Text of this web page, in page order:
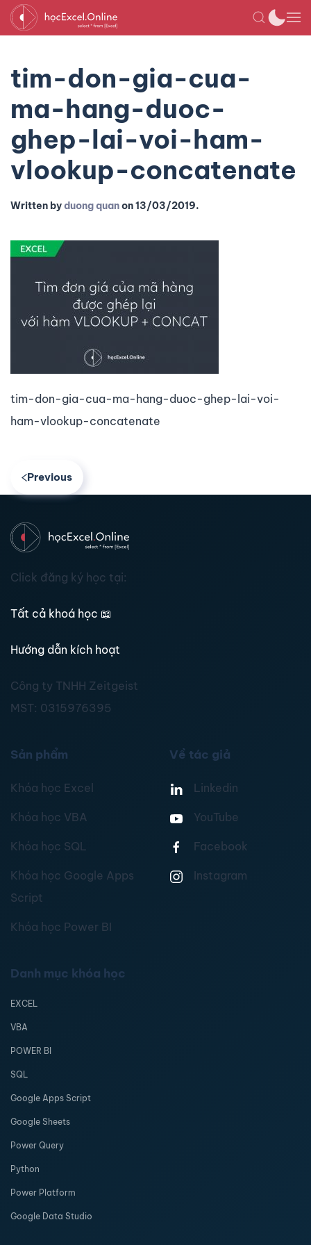
tim-don-gia-cua-
ma-hang-duoc-
ghep-lai-voi-ham-
vlookup-concatenate
Written byduong quanon13/03/2019.
tim-don-gia-cua-ma-hang-duoc-ghep-lai-voi-
ham-vlookup-concatenate
Previous
Click đăng ký học tại:
Tất cả khoá học 📖
Hướng dẫn kích hoạt
Công ty TNHH Zeitgeist
MST: 0315976395
Sản phẩm
Khóa học Excel
Khóa học VBA
Khóa học SQL
Khóa học Google Apps
Script
Khóa học Power BI
Về tác giả
Linkedin
YouTube
Facebook
Instagram
Danh mục khóa học
EXCEL
VBA
POWER BI
SQL
Google Apps Script
Google Sheets
Power Query
Python
Power Platform
Google Data Studio